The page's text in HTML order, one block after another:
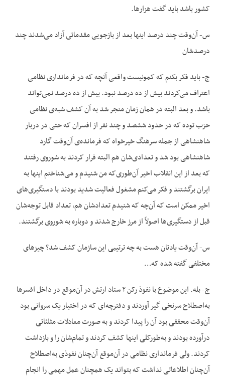
کشور باشد باید گفت هزارها.
س- آن‌وقت چند درصد اینها بعد از بازجویی مقدماتی آزاد می‌شدند چند
درصدشان
ج- باید فکر بکنم که کمونیست واقعی آنچه که در فرمانداری نظامی
اعتراف می‌کردند بیش از ده درصد نبود. بیش از ده درصد نمی‌تواند
باشد. و بعد البته در همان زمان منجر شد به آن کشف شبه‌ی نظامی
حزب توده که در حدود ششصد و چند نفر از افسران که حتی در دربار
شاهنشاهی از جمله سرهنگ خیرخواه که فرمانده‌ی آن‌وقت گارد
شاهنشاهی بود شد و تعدادی‌شان هم البته فرار کردند به شوروی رفتند
که بعد از این انقلاب اخیر آن‌طوری‌که من شنیدم و می‌شناختم اینها به
ایران برگشتند و فکر می‌کنم مشغول فعالیت شدید بودند با دستگیری‌های
اخیر ممکن است که آن‌چه که شنیدم تعدادشان هم، تعداد قابل توجه‌شان
قبل از دستگیری‌ها اصولاً از مرز خارج شدند و دوباره به شوروی برگشتند.
س- آن‌وقت یادتان هست به چه ترتیبی این سازمان کشف شد؟ چیزهای
مختلفی گفته شده که…
ج- بله. این موضوع با نفوذ رکن ۲ ستاد ارتش در آن‌موقع در داخل افسرها
به‌اصطلاح سرنخی گیر آوردند و دفترچه‌ای که در اختیار یک سروانی بود
آن‌وقت محققی بود آن را پیدا کردند و به صورت معادلات مثلثاتی
درآورده بودند و به‌طورکلی اینها کشف کردند و تمام‌شان را و بازداشت
کردند. ولی فرمانداری نظامی در آن‌موقع آن‌چنان نفوذی به‌اصطلاح
آن‌چنان اطلاعاتی نداشت که بتواند یک همچنان عمل مهمی را انجام